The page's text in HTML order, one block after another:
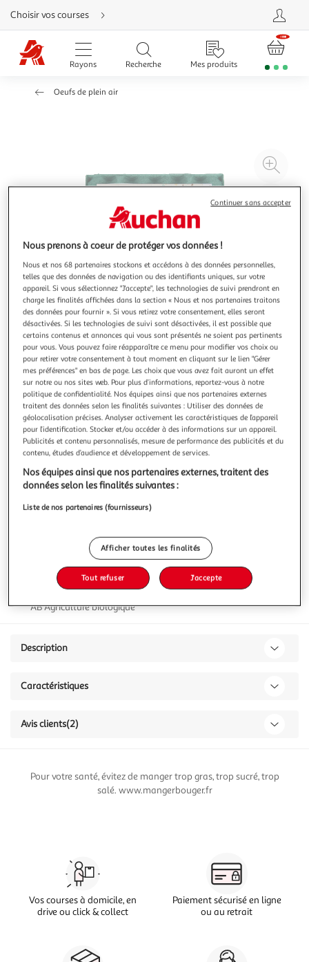
Aller
directement
au
contenu
Aller
directement
Aller
Choisir vos courses
Rayons Recherche Mes produits
Oeufs de plein air
à
Illustration
précédente
Illustration
suivante
5.0 (2)
AUCHAN BIO
Oeufs de poules élevées en plein air bio
Craquez pour ces 24 œufs Auchan Bio, pondus par des
poules élevées en plein air en France. Ce format généreux
est le complice idéal de vos pâtisseries maison ou d'une
omelette improvisée. Un vrai concentré de nature dans
votre cuisine.
En savoir +
24 pièces
AB Agriculture biologique
Description
Caractéristiques
Avis clients(2)
Pour votre santé, évitez de manger trop gras, trop sucré, trop
salé. www.mangerbouger.fr
Vos courses à domicile, en
drive ou click & collect
Paiement sécurisé en ligne
ou au retrait
Nous prenons à coeur de protéger vos données !
Nous et nos 68 partenaires stockons et accédons à des données personnelles,
telles que des données de navigation ou des identifiants uniques, sur votre
appareil. Si vous sélectionnez "J'accepte", les technologies de suivi prendront en
charge les finalités affichées dans la section « Nous et nos partenaires traitons
des données pour fournir ». Si vous retirez votre consentement, elles seront
désactivées. Si les technologies de suivi sont désactivées, il est possible que
certains contenus et annonces qui vous sont présentés ne soient pas pertinents
pour vous. Vous pouvez faire réapparaître ce menu pour modifier vos choix ou
pour retirer votre consentement à tout moment en cliquant sur le lien "Gérer
mes préférences" en bas de page. Les choix que vous avez fait auront un effet
sur notre ou nos sites web. Pour plus d’informations, reportez-vous à notre
politique de confidentialité. Nos équipes ainsi que nos partenaires externes
traitent des données selon les finalités suivantes : Utiliser des données de
géolocalisation précises. Analyser activement les caractéristiques de l’appareil
pour l’identification. Stocker et/ou accéder à des informations sur un appareil.
Publicités et contenu personnalisés, mesure de performance des publicités et du
contenu, études d’audience et développement de services.
Nos équipes ainsi que nos partenaires externes, traitent des
données selon les finalités suivantes :
Liste de nos partenaires (fournisseurs)
Afficher toutes les finalités
Tout refuser J'accepte
Continuer sans accepter